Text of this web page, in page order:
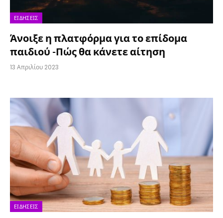
ΕΙΔΉΣΕΙΣ
Άνοιξε η πλατφόρμα για το επίδομα
παιδιού -Πώς θα κάνετε αίτηση
13 Απριλίου 2023
ΕΙΔΉΣΕΙΣ